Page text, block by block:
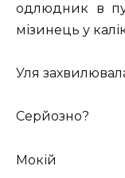
одлюдник в
мізинець у
Уля
Серйозно?
Мокій